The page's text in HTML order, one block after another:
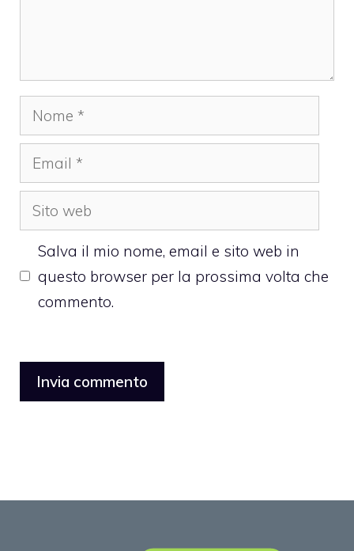
Nome
Email
Sito
web
Salva il mio nome, email e sito web in
questo browser per la prossima volta che
commento.